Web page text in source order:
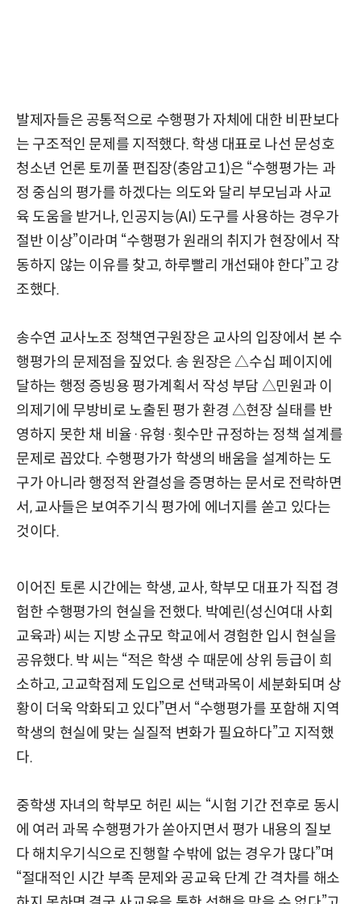
발제자들은 공통적으로 수행평가 자체에 대한 비판보다
는 구조적인 문제를 지적했다. 학생 대표로 나선 문성호
청소년 언론 토끼풀 편집장(충암고1)은 “수행평가는 과
정 중심의 평가를 하겠다는 의도와 달리 부모님과 사교
육 도움을 받거나, 인공지능(AI) 도구를 사용하는 경우가
절반 이상”이라며 “수행평가 원래의 취지가 현장에서 작
동하지 않는 이유를 찾고, 하루빨리 개선돼야 한다”고 강
조했다.
송수연 교사노조 정책연구원장은 교사의 입장에서 본 수
행평가의 문제점을 짚었다. 송 원장은 △수십 페이지에
달하는 행정 증빙용 평가계획서 작성 부담 △민원과 이
의제기에 무방비로 노출된 평가 환경 △현장 실태를 반
영하지 못한 채 비율·유형·횟수만 규정하는 정책 설계를
문제로 꼽았다. 수행평가가 학생의 배움을 설계하는 도
구가 아니라 행정적 완결성을 증명하는 문서로 전락하면
서, 교사들은 보여주기식 평가에 에너지를 쏟고 있다는
것이다.
이어진 토론 시간에는 학생, 교사, 학부모 대표가 직접 경
험한 수행평가의 현실을 전했다. 박예린(성신여대 사회
교육과) 씨는 지방 소규모 학교에서 경험한 입시 현실을
공유했다. 박 씨는 “적은 학생 수 때문에 상위 등급이 희
소하고, 고교학점제 도입으로 선택과목이 세분화되며 상
황이 더욱 악화되고 있다”면서 “수행평가를 포함해 지역
학생의 현실에 맞는 실질적 변화가 필요하다”고 지적했
다.
중학생 자녀의 학부모 허린 씨는 “시험 기간 전후로 동시
에 여러 과목 수행평가가 쏟아지면서 평가 내용의 질보
다 해치우기식으로 진행할 수밖에 없는 경우가 많다”며
“절대적인 시간 부족 문제와 공교육 단계 간 격차를 해소